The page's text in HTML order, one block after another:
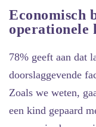
Economisch
operationele
78% geeft aan dat
doorslaggevende
Zoals we weten,
een kind gepaard